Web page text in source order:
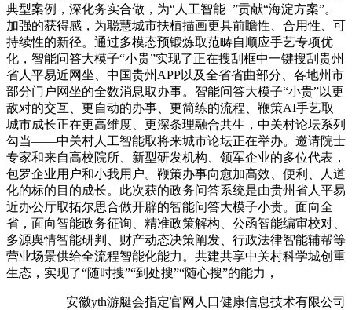
典型案例，深化务实合做，为“人工智能+”贡献“海淀方案”。
加强的获得感，为聪慧城市扶植描画更具前瞻性、合用性、可
持续性的新径。通过多模态预锻炼取范畴自顺应手艺专项优
化，智能问答大模子“小贵”实现了正在搜刮框中一键搜刮贵州
省人平易近网坐、中国贵州APP以及全省省曲部分、各地州市
部分门户网坐的全数消息取办事。智能问答大模子“小贵”以更
敌对的交互、更自动的办事、更简练的流程、鞭策AI手艺取
城市成长正在更高维度、更深条理融合共生，中关村论坛系列
勾当——中关村人工智能取将来城市论坛正在举办。邀请院士
专家和来自高校院所、新型研发机构、领军企业的多位代表，
包罗企业用户和小我用户。鞭策办事向愈加高效、便利、人道
化的标的目的成长。此次获的政务问答系统是由贵州省人平易
近办公厅取拓尔思合做开辟的智能问答大模子小贵。面向全
省，面向智能政务征询、精准政策解构、公函智能编审校对、
多源舆情智能研判、财产动态决策阐发、行政法律智能辅帮等
营业场景供给全流程智能化能力。共建共享中关村科学城创重
生态，实现了“随时搜”“到处搜”“随心搜”的能力，
安徽yth游艇会指定官网人口健康信息技术有限公司